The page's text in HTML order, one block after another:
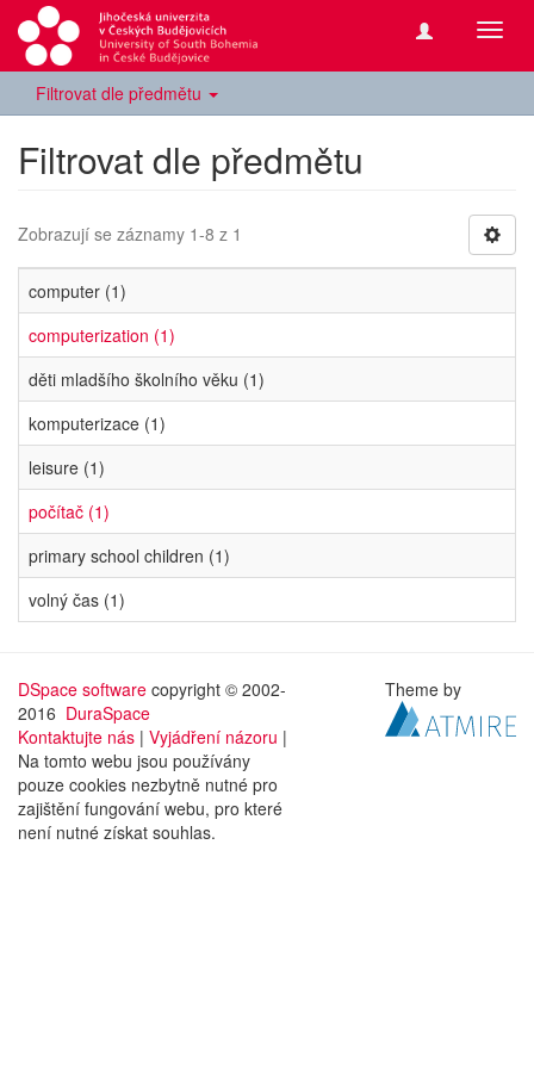
Filtrovat dle předmětu
Filtrovat dle předmětu
Zobrazují se záznamy 1-8 z 1
computer (1)
computerization (1)
děti mladšího školního věku (1)
komputerizace (1)
leisure (1)
počítač (1)
primary school children (1)
volný čas (1)
DSpace software copyright © 2002-
2016 DuraSpace
Kontaktujte nás | Vyjádření názoru |
Na tomto webu jsou používány
pouze cookies nezbytně nutné pro
zajištění fungování webu, pro které
není nutné získat souhlas.
Theme by